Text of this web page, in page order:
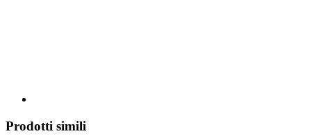
Prodotti simili